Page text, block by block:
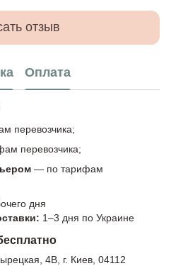
отзыв
Оплата
перевозчика;
перевозчика;
— по тарифам
дня
1–3 дня по Украине
4В, г. Киев, 04112